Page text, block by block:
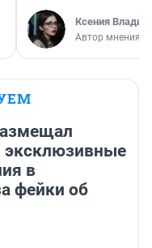
Ксения
Автор мнения
эксклюзивные
в
фейки об